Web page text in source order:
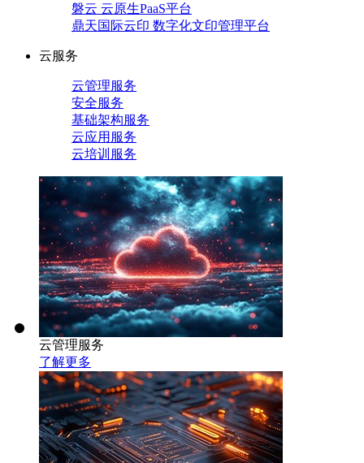
磐云 云原生PaaS平台
鼎天国际云印 数字化文印管理平台
云服务
云管理服务
安全服务
基础架构服务
云应用服务
云培训服务
云管理服务
了解更多